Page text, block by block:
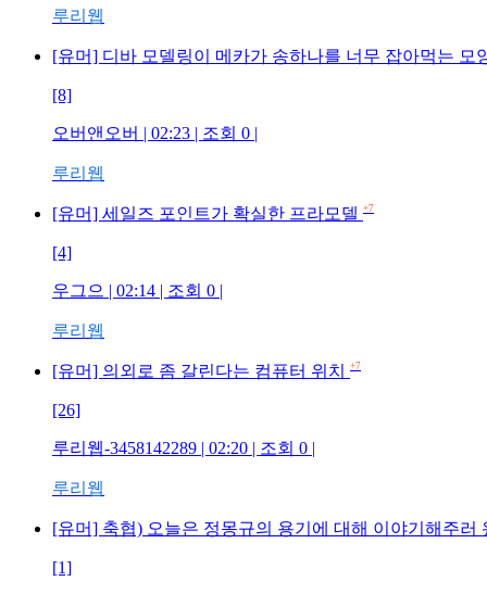
루리웹
[유머] 디바 모델링이 메카가 송하나를 너무 잡아먹는 모
[8]
오버앤오버 | 02:23 | 조회 0 |
루리웹
[유머] 세일즈 포인트가 확실한 프라모델 +7
[4]
우그으 | 02:14 | 조회 0 |
루리웹
[유머] 의외로 좀 갈린다는 컴퓨터 위치 +7
[26]
루리웹-3458142289 | 02:20 | 조회 0 |
루리웹
[유머] 축협) 오늘은 정몽규의 용기에 대해 이야기해주러
[1]